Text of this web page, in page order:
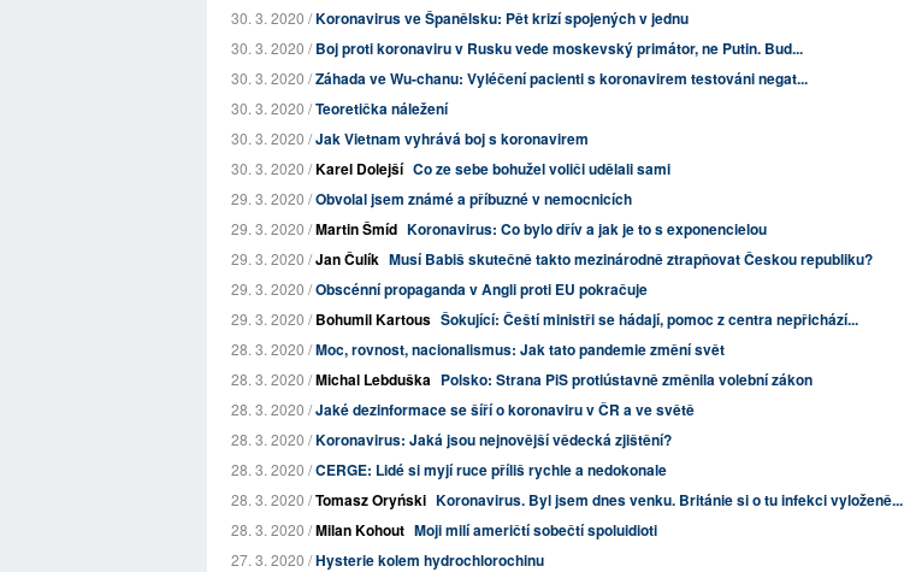
30. 3. 2020 /Koronavirus ve Španělsku: Pět krizí spojených v jednu
30. 3. 2020 /Boj proti koronaviru v Rusku vede moskevský primátor, ne Putin. Bud...
30. 3. 2020 /Záhada ve Wu-chanu: Vyléčení pacienti s koronavirem testováni negat...
30. 3. 2020 /Teoretička náležení
30. 3. 2020 /Jak Vietnam vyhrává boj s koronavirem
30. 3. 2020 /Karel Dolejší Co ze sebe bohužel voliči udělali sami
29. 3. 2020 /Obvolal jsem známé a příbuzné v nemocnicích
29. 3. 2020 /Martin Šmíd Koronavirus: Co bylo dřív a jak je to s exponencielou
29. 3. 2020 /Jan Čulík Musí Babiš skutečně takto mezinárodně ztrapňovat Českou republiku?
29. 3. 2020 /Obscénní propaganda v Angli proti EU pokračuje
29. 3. 2020 /Bohumil Kartous Šokující: Čeští ministři se hádají, pomoc z centra nepřichází...
28. 3. 2020 /Moc, rovnost, nacionalismus: Jak tato pandemie změní svět
28. 3. 2020 /Michal Lebduška Polsko: Strana PiS protiústavně změnila volební zákon
28. 3. 2020 /Jaké dezinformace se šíří o koronaviru v ČR a ve světě
28. 3. 2020 /Koronavirus: Jaká jsou nejnovější vědecká zjištění?
28. 3. 2020 /CERGE: Lidé si myjí ruce příliš rychle a nedokonale
28. 3. 2020 /Tomasz Oryński Koronavirus. Byl jsem dnes venku. Británie si o tu infekci vyloženě...
28. 3. 2020 /Milan Kohout Moji milí američtí sobečtí spoluidioti
27. 3. 2020 /Hysterie kolem hydrochlorochinu